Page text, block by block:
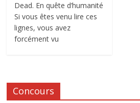
Dead. En quête d’humanité
Si vous êtes venu lire ces
lignes, vous avez
forcément vu
Concours